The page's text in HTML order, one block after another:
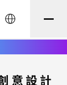
English
意設計